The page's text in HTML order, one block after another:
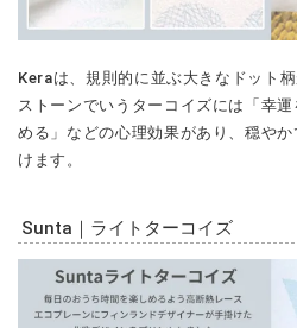
Keraは、規則的に並ぶ大きなドット
ストーンでいうターコイズには「幸
める」などの心理効果があり、穏や
けます。
Sunta｜ライトターコイズ